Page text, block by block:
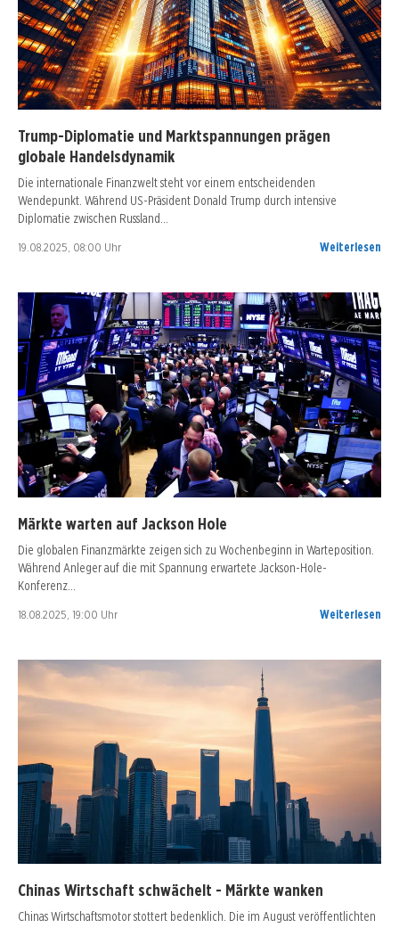
Trump-Diplomatie und Marktspannungen prägen
globale Handelsdynamik
Die internationale Finanzwelt steht vor einem entscheidenden
Wendepunkt. Während US-Präsident Donald Trump durch intensive
Diplomatie zwischen Russland…
19.08.2025, 08:00 Uhr Weiterlesen
Märkte warten auf Jackson Hole
Die globalen Finanzmärkte zeigen sich zu Wochenbeginn in Warteposition.
Während Anleger auf die mit Spannung erwartete Jackson-Hole-
Konferenz…
18.08.2025, 19:00 Uhr Weiterlesen
Chinas Wirtschaft schwächelt - Märkte wanken
Chinas Wirtschaftsmotor stottert bedenklich. Die im August veröffentlichten